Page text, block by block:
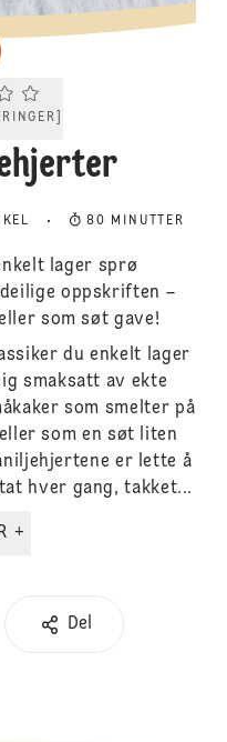
rating 0.0. Click to rate.
80 MINUTTER
lager sprø
oppskriften –
som søt gave!
du enkelt lager
smaksatt av ekte
som smelter på
som en søt liten
er lette å
hver gang, takket...
LES MER +
Del